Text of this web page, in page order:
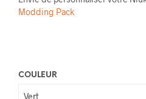
Modding Pack
COULEUR